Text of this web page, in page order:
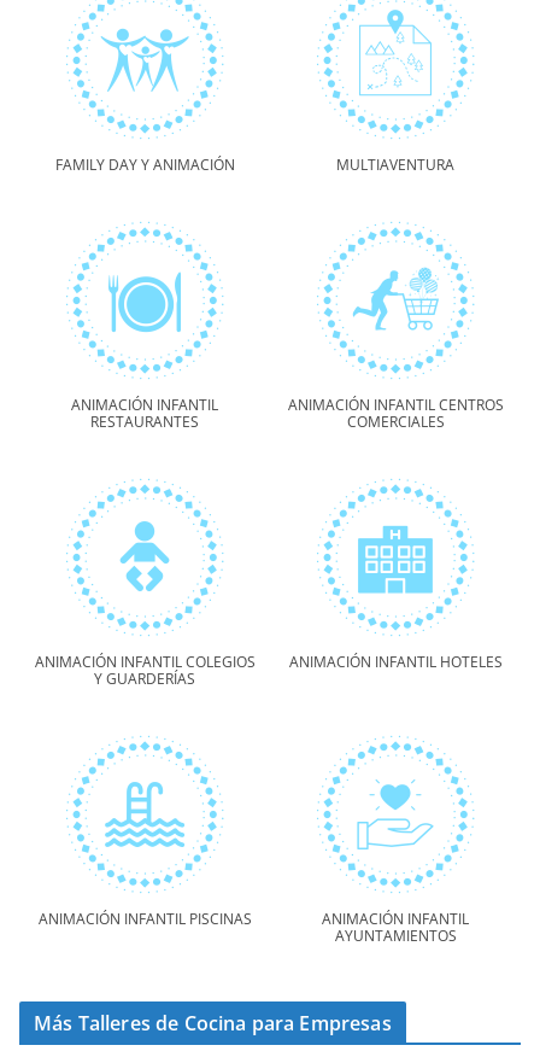
FAMILY DAY Y ANIMACIÓN MULTIAVENTURA
ANIMACIÓN INFANTIL
RESTAURANTES
ANIMACIÓN INFANTIL CENTROS
COMERCIALES
ANIMACIÓN INFANTIL COLEGIOS
Y GUARDERÍAS
ANIMACIÓN INFANTIL HOTELES
ANIMACIÓN INFANTIL PISCINAS
ANIMACIÓN INFANTIL
AYUNTAMIENTOS
Más Talleres de Cocina para Empresas